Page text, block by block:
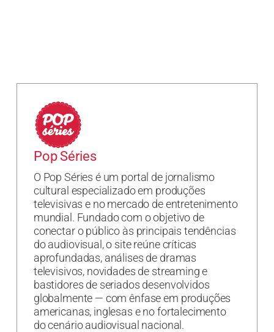
Pop Séries
O Pop Séries é um portal de jornalismo
cultural especializado em produções
televisivas e no mercado de entretenimento
mundial. Fundado com o objetivo de
conectar o público às principais tendências
do audiovisual, o site reúne críticas
aprofundadas, análises de dramas
televisivos, novidades de streaming e
bastidores de seriados desenvolvidos
globalmente — com ênfase em produções
americanas, inglesas e no fortalecimento
do cenário audiovisual nacional.